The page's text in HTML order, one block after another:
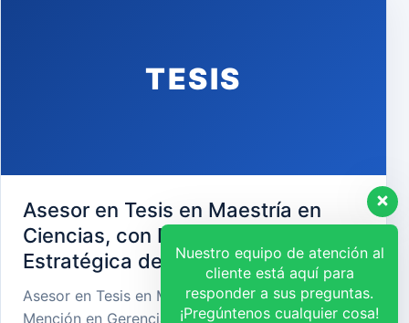
TESIS
Asesor en Tesis en Maestría en
Ciencias, con Mención en Gerencia
Estratégica de Recursos Humanos
Asesor en Tesis en Maestría en Ciencias, con
Mención en Gerencia Estratégica de Recursos
Nuestro equipo de atención al
cliente está aquí para
responder a sus preguntas.
¡Pregúntenos cualquier cosa!